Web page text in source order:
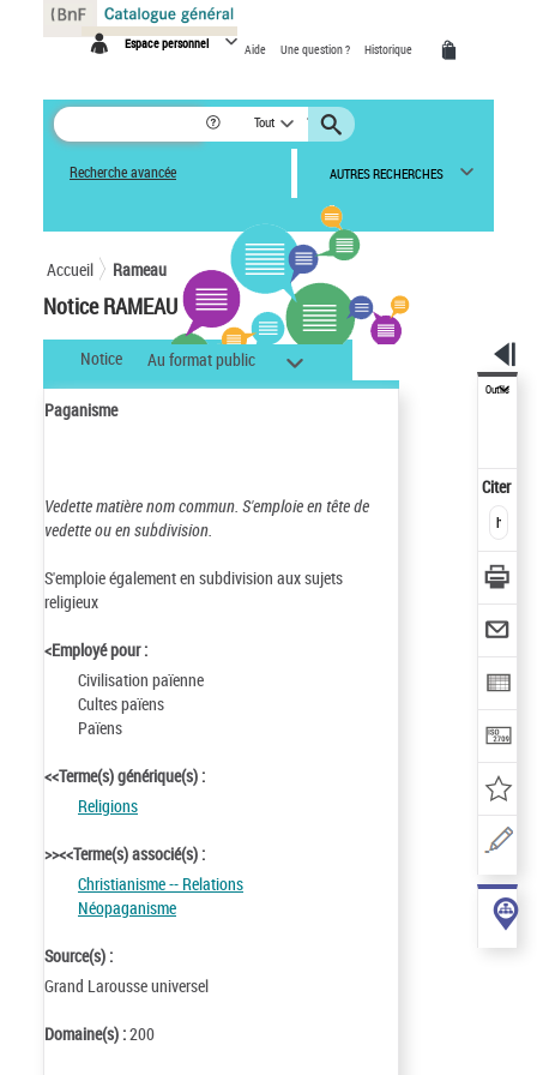
Espace personnel Aide Une question ? Historique
Tout
Recherche avancée AUTRES RECHERCHES
Accueil Rameau
Notice RAMEAU
Notice Au format public
Paganisme
Vedette matière nom commun. S'emploie en tête de
vedette ou en subdivision.
S'emploie également en subdivision aux sujets
religieux
<Employé pour :
Civilisation païenne
Cultes païens
Païens
<<Terme(s) générique(s) :
Religions
>><<Terme(s) associé(s) :
Christianisme -- Relations
Néopaganisme
Source(s) :
Grand Larousse universel
Domaine(s) :200
Outils
Citer
Panneau de gestion des cookies